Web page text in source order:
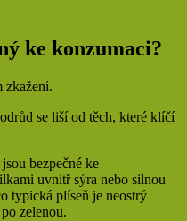
ke konzumaci?
zkažení.
se liší od těch, které klíčí
bezpečné ke
uvnitř sýra nebo silnou
typická plíseň je neostrý
zelenou.